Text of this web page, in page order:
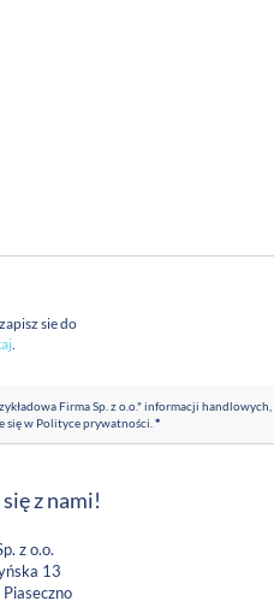
sie do
.
Firma Sp. z o.o." informacji
się w Polityce prywatności.*
z nami!
z o.o.
13